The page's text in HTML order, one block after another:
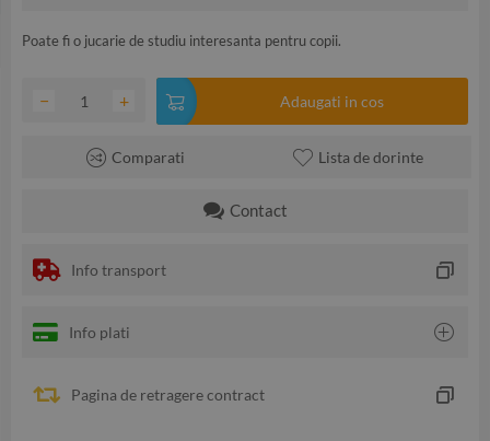
Poate fi o jucarie de studiu interesanta pentru copii.
+
− Adaugati in cos
Comparati Lista de dorinte
Contact
Info transport
Info plati
Pagina de retragere contract